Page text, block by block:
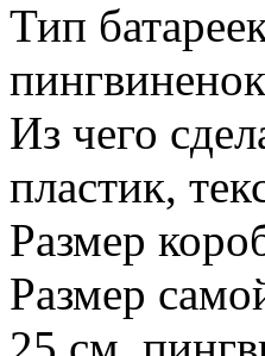
Тип
Из чего
пластик,
Размер
Размер